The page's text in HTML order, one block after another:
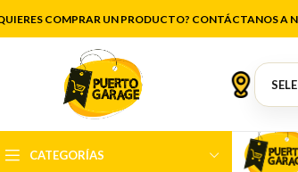
COMPRAR UN PRODUCTO? CONTÁCTANOS A
CATEGORÍAS